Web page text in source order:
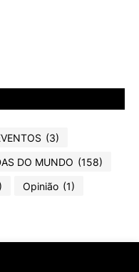
(3)
DO MUNDO (158)
Opinião (1)